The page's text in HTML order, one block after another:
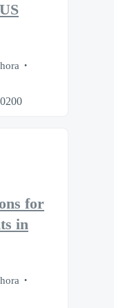
for
in